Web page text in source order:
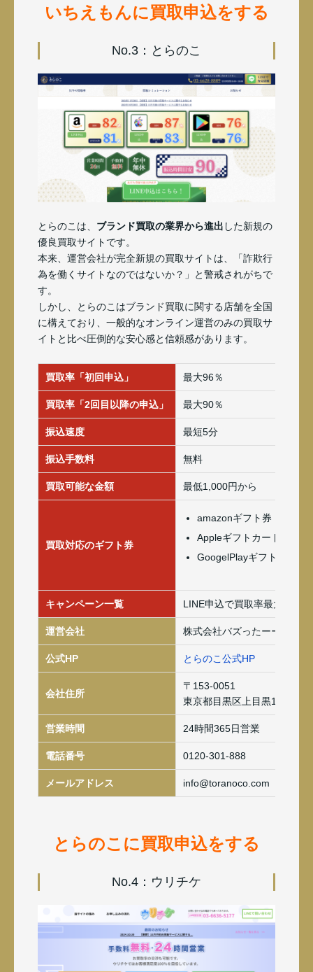
いちえもんに買取申込をする
No.3：とらのこ
とらのこは、 ブランド買取の業界から進出 した新規の
優良買取サイトです。
本来、運営会社が完全新規の買取サイトは、「詐欺行
為を働くサイトなのではないか？」と警戒されがちで
す。
しかし、とらのこはブランド買取に関する店舗を全国
に構えており、一般的なオンライン運営のみの買取サ
イトと比べ圧倒的な安心感と信頼感があります。
買取率「初回申込」 最大96％
買取率「2回目以降の申込」 最大90％
振込速度 最短5分
振込手数料 無料
買取可能な金額 最低1,000円から
買取対応のギフト券
amazonギフト券
Appleギフトカード
GoogelPlayギフトカード
キャンペーン一覧 LINE申込で買取率最大2％ア
運営会社 株式会社バズったーーー
公式HP とらのこ公式HP
会社住所
〒153-0051
東京都目黒区上目黒1-18-11
営業時間 24時間365日営業
電話番号 0120-301-888
メールアドレス info@toranoco.com
とらのこに買取申込をする
No.4：ウリチケ